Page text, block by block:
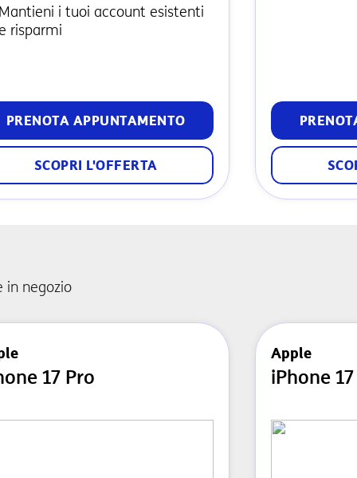
Mantieni i tuoi account esistenti
risparmi
PRENOTA APPUNTAMENTO
SCOPRI L'OFFERTA
in negozio
17 Pro
Apple
iPhone